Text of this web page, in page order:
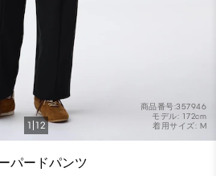
商品番号:357946
モデル: 172cm
着用サイズ: M
1 12
パードパンツ